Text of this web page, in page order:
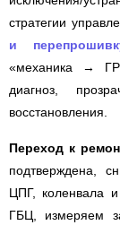
стратегии
и
«механика →
диагноз,
восстановления.
Переход к
подтверждена,
ЦПГ, коленвала и
ГБЦ, измеряем